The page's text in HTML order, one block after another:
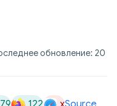
обновление: 20